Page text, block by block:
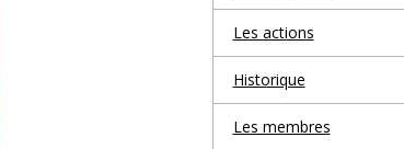
Les actions
Historique
Les membres